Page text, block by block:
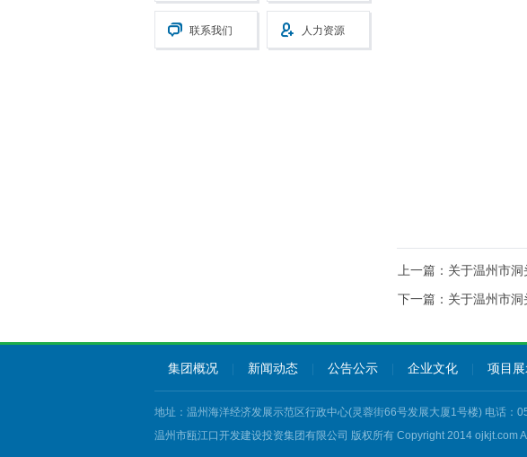
联系我们 人力资源
上一篇： 关于温州市
下一篇： 关于温州市
集团概况 新闻动态 公告公示 企业文化 项目
地址：温州海洋经济发展示范区行政中心(灵蓉街66号发展大厦1号楼) 电话
温州市瓯江口开发建设投资集团有限公司 版权所有 Copyright 2014 ojkjt.com